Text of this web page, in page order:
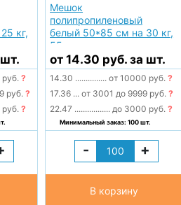
кг,
?
руб. ?
?
Мешок
полипропиленовый
белый 50*85 см на 30 кг,
55гр
от 14.30 руб. за шт.
14.30 ............... от 10000 руб.?
17.36 ... от 3001 до 9999 руб.?
22.47 ................. до 3000 руб.?
Минимальный заказ: 100 шт.
- +
В корзину